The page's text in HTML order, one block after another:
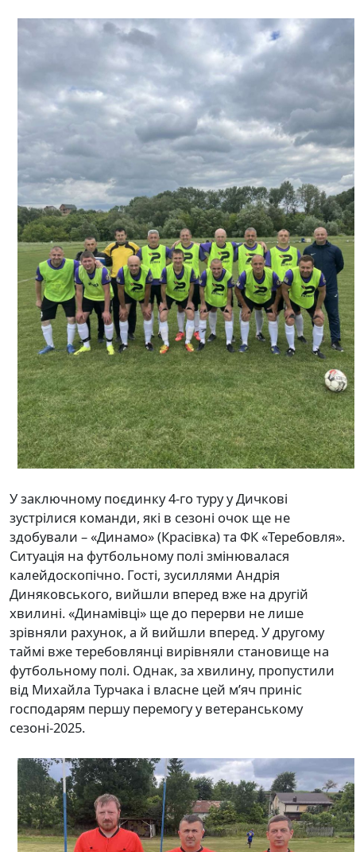
У заключному поєдинку 4-го туру у Дичкові
зустрілися команди, які в сезоні очок ще не
здобували – «Динамо» (Красівка) та ФК «Теребовля».
Ситуація на футбольному полі змінювалася
калейдоскопічно. Гості, зусиллями Андрія
Диняковського, вийшли вперед вже на другій
хвилині. «Динамівці» ще до перерви не лише
зрівняли рахунок, а й вийшли вперед. У другому
таймі вже теребовлянці вирівняли становище на
футбольному полі. Однак, за хвилину, пропустили
від Михайла Турчака і власне цей м’яч приніс
господарям першу перемогу у ветеранському
сезоні-2025.